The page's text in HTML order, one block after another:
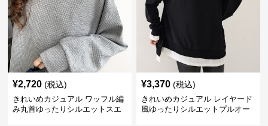
¥2,720 (税込)
きれいめカジュアル ワッフル編
み丸首ゆったりシルエットスエ
¥3,370 (税込)
きれいめカジュアル レイヤード
風ゆったりシルエットプルオー